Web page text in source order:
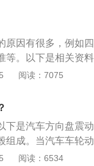
的松动或者老化
绍：汽车、轮船、
转向盘边缘上的力
改为安装在车头
操作灵活，很好
能为驾驶者带来一
注意休息，行驶
使用远近灯光，
驾驶员的视野和反
距离。4、行车前
原因有很多，例如
等。以下是相关资
对于行驶安全性
衡：如果车轮的动
盘抖动现象。轮圈
分的重量也不是
也不是完全相同，
较轻的地方贴上
阅读：7075
下是汽车方向盘震
组成。当汽车车轮
当动平衡数据出
阅读：6534